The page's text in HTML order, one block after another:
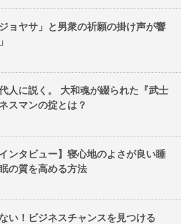
ョヤサ」と男衆の祈願の掛け声が響
人に説く。 大和魂が綴られた『武士
スマンの掟とは？
ンタビュー】寝心地のよさが良い睡
の質を高める方法
い！ビジネスチャンスを見つける